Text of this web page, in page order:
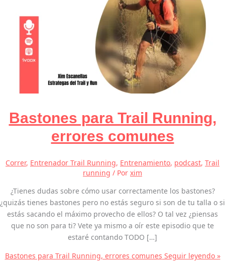
Bastones para Trail Running,
errores comunes
Correr, Entrenador Trail Running, Entrenamiento, podcast, Trail
running / Por xim
¿Tienes dudas sobre cómo usar correctamente los bastones?
¿quizás tienes bastones pero no estás seguro si son de tu talla o si
estás sacando el máximo provecho de ellos? O tal vez ¿piensas
que no son para ti? Vete ya mismo a oír este episodio que te
estaré contando TODO […]
Bastones para Trail Running, errores comunes Seguir leyendo »